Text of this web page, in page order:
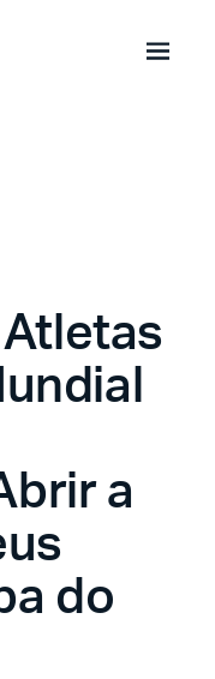
a
do